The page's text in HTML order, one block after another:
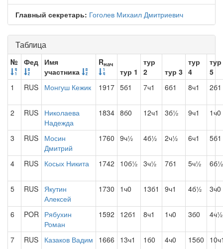
Главный секретарь: Гоголев Михаил Дмитриевич
Таблица
№ Фед
Имя
участника
Rнач
тур 1
тур
2
тур 3
тур
4
тур
5
1
RUS Монгуш Кежик 1917 5б1 7ч1 6б1 8ч1 2б1
2 RUS
Николаева
Надежда
1834 8б0 12ч1 3б½ 9ч1 1ч0
3 RUS
Мосин
Дмитрий
1760 9ч½ 4б½ 2ч½ 6ч1 5б1
4 RUS Косых Никита 1742 10б½ 3ч½ 7б1 5ч½ 6б½
5 RUS
Якутин
Алексей
1730 1ч0 13б1 9ч1 4б½ 3ч0
6 POR Рябухин
Роман
1592 12б1 8ч1 1ч0 3б0 4ч½
7 RUS Казаков Вадим 1666 13ч1 1б0 4ч0 15б0